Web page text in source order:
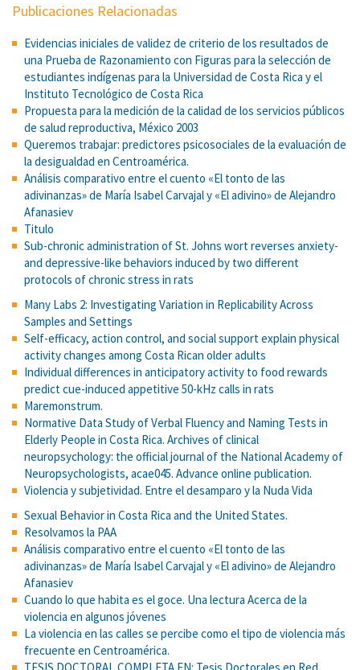
Publicaciones Relacionadas
Evidencias iniciales de validez de criterio de los resultados de
una Prueba de Razonamiento con Figuras para la selección de
estudiantes indígenas para la Universidad de Costa Rica y el
Instituto Tecnológico de Costa Rica
Propuesta para la medición de la calidad de los servicios públicos
de salud reproductiva, México 2003
Queremos trabajar: predictores psicosociales de la evaluación de
la desigualdad en Centroamérica.
Análisis comparativo entre el cuento «El tonto de las
adivinanzas» de María Isabel Carvajal y «El adivino» de Alejandro
Afanasiev
Titulo
Sub-chronic administration of St. Johns wort reverses anxiety-
and depressive-like behaviors induced by two different
protocols of chronic stress in rats
Many Labs 2: Investigating Variation in Replicability Across
Samples and Settings
Self-efficacy, action control, and social support explain physical
activity changes among Costa Rican older adults
Individual differences in anticipatory activity to food rewards
predict cue-induced appetitive 50-kHz calls in rats
Maremonstrum.
Normative Data Study of Verbal Fluency and Naming Tests in
Elderly People in Costa Rica. Archives of clinical
neuropsychology: the official journal of the National Academy of
Neuropsychologists, acae045. Advance online publication.
Violencia y subjetividad. Entre el desamparo y la Nuda Vida
Sexual Behavior in Costa Rica and the United States.
Resolvamos la PAA
Análisis comparativo entre el cuento «El tonto de las
adivinanzas» de María Isabel Carvajal y «El adivino» de Alejandro
Afanasiev
Cuando lo que habita es el goce. Una lectura Acerca de la
violencia en algunos jóvenes
La violencia en las calles se percibe como el tipo de violencia más
frecuente en Centroamérica.